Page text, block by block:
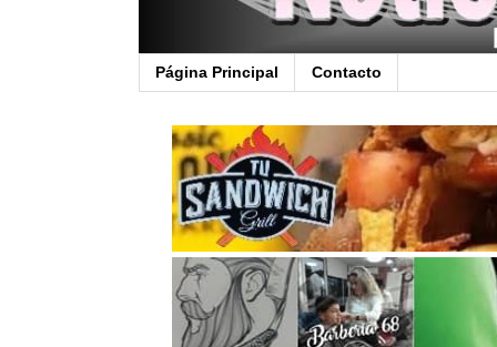
Página Principal Contacto